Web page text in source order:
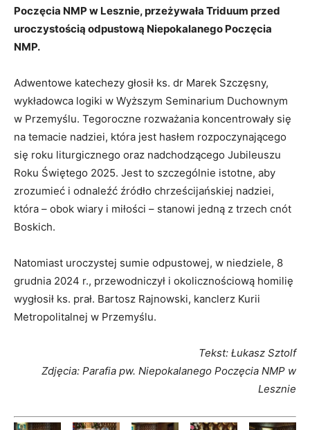
Poczęcia NMP w Lesznie,przeżywała Triduum przed
uroczystością odpustową Niepokalanego Poczęcia
NMP.
Adwentowe katechezy głosił ks. dr Marek Szczęsny,
wykładowca logiki w Wyższym Seminarium Duchownym
w Przemyślu. Tegoroczne rozważania koncentrowały się
na temacie nadziei, która jest hasłem rozpoczynającego
się roku liturgicznego oraz nadchodzącego Jubileuszu
Roku Świętego 2025. Jest to szczególnie istotne, aby
zrozumieć i odnaleźć źródło chrześcijańskiej nadziei,
która – obok wiary i miłości – stanowi jedną z trzech cnót
Boskich.
Natomiast uroczystej sumie odpustowej, w niedziele, 8
grudnia 2024 r., przewodniczył i okolicznościową homilię
wygłosił ks. prał. Bartosz Rajnowski, kanclerz Kurii
Metropolitalnej w Przemyślu.
Tekst: Łukasz Sztolf
Zdjęcia: Parafia pw. Niepokalanego Poczęcia NMP w
Lesznie